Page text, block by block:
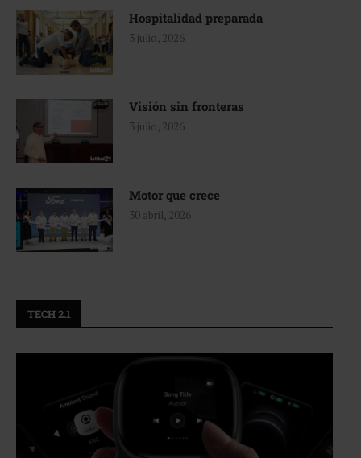
Hospitalidad preparada
3 julio, 2026
Visión sin fronteras
3 julio, 2026
Motor que crece
30 abril, 2026
TECH 2.1